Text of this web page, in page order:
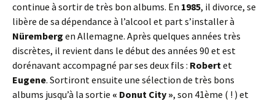
continue à sortir de très bon albums. En 1985, il divorce, se
libère de sa dépendance à l’alcool et part s’installer à
Nüremberg en Allemagne. Après quelques années très
discrètes, il revient dans le début des années 90 et est
dorénavant accompagné par ses deux fils : Robertet
Eugene. Sortiront ensuite une sélection de très bons
albums jusqu’à la sortie « Donut City », son 41ème ( ! ) et